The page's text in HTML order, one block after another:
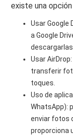
existe una
Usar
a Google
Usar
transferir
toques.
Uso de
WhatsApp):
enviar fotos
proporciona